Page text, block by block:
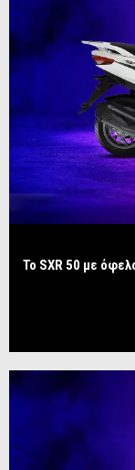
Το SXR 50 με